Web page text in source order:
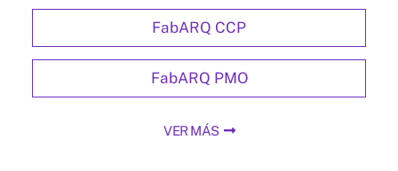
FabARQ CCP
FabARQ PMO
VER MÁS